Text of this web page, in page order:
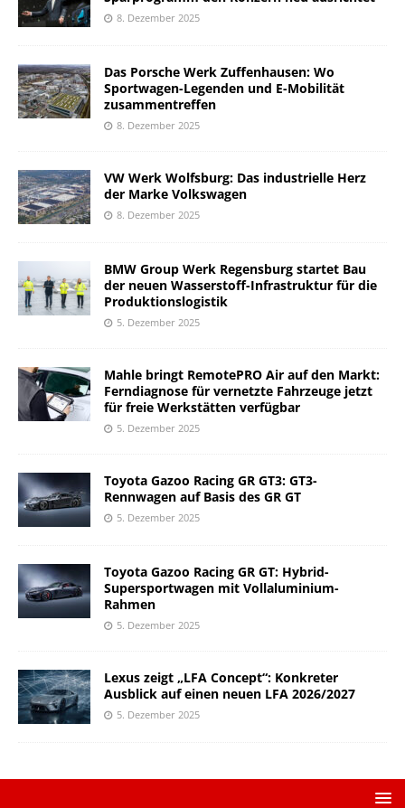
8. Dezember 2025
Das Porsche Werk Zuffenhausen: Wo
Sportwagen-Legenden und E-Mobilität
zusammentreffen
8. Dezember 2025
VW Werk Wolfsburg: Das industrielle Herz
der Marke Volkswagen
8. Dezember 2025
BMW Group Werk Regensburg startet Bau
der neuen Wasserstoff-Infrastruktur für die
Produktionslogistik
5. Dezember 2025
Mahle bringt RemotePRO Air auf den Markt:
Ferndiagnose für vernetzte Fahrzeuge jetzt
für freie Werkstätten verfügbar
5. Dezember 2025
Toyota Gazoo Racing GR GT3: GT3-
Rennwagen auf Basis des GR GT
5. Dezember 2025
Toyota Gazoo Racing GR GT: Hybrid-
Supersportwagen mit Vollaluminium-
Rahmen
5. Dezember 2025
Lexus zeigt „LFA Concept“: Konkreter
Ausblick auf einen neuen LFA 2026/2027
5. Dezember 2025